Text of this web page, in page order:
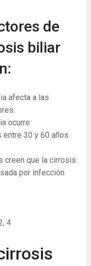
de
biliar
afecta a las
ocurre
30 y 60 años
creen que la cirrosis
por infección
4